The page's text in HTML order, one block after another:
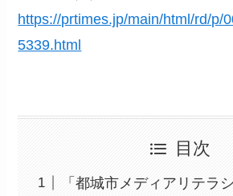
https://prtimes.jp/main/html/rd/p/
5339.html
目次
「都城市メディアリテラ